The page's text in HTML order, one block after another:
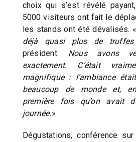
choix qui s’est révélé
5000 visiteurs ont fait le
les stands ont été dévalisés.
déjà quasi plus de
président. Nous avons
exactement. C’était
magnifique : l’ambiance
beaucoup de monde et,
première fois qu’on avait
journée.»
Dégustations, conférence